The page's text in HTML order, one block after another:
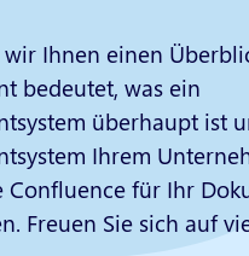
Ihnen einen
bedeutet, was ein
überhaupt ist
Ihrem
Confluence für Ihr
Freuen Sie sich auf